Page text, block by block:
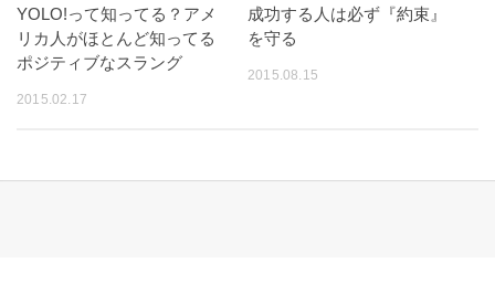
YOLO!って知ってる？アメ
リカ人がほとんど知ってる
ポジティブなスラング
2015.02.17
成功する人は必ず『約束』
を守る
2015.08.15